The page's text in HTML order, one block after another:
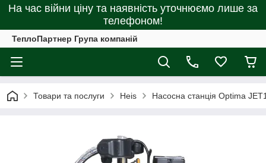
На час війни ціну та наявність уточнюємо лише за
телефоном!
ТеплоПартнер Група компаній
Товари та послуги Heis Насосна станція Optima